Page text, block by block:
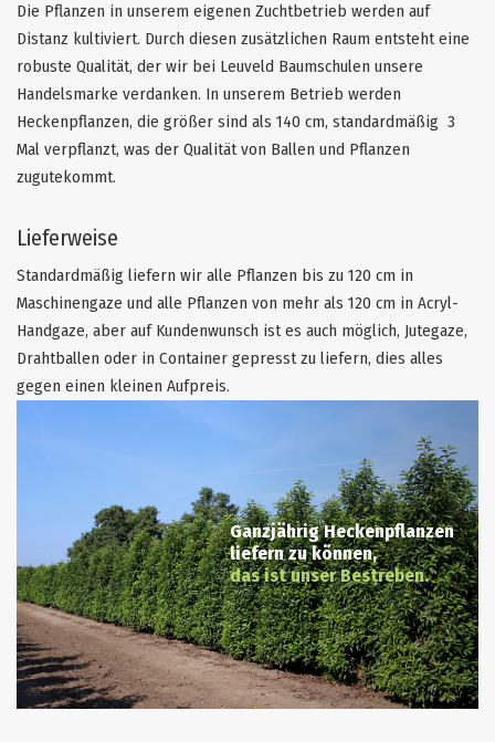
Die Pflanzen in unserem eigenen Zuchtbetrieb werden auf
Distanz kultiviert. Durch diesen zusätzlichen Raum entsteht eine
robuste Qualität, der wir bei Leuveld Baumschulen unsere
Handelsmarke verdanken. In unserem Betrieb werden
Heckenpflanzen, die größer sind als 140 cm, standardmäßig 3
Mal verpflanzt, was der Qualität von Ballen und Pflanzen
zugutekommt.
Lieferweise
Standardmäßig liefern wir alle Pflanzen bis zu 120 cm in
Maschinengaze und alle Pflanzen von mehr als 120 cm in Acryl-
Handgaze, aber auf Kundenwunsch ist es auch möglich, Jutegaze,
Drahtballen oder in Container gepresst zu liefern, dies alles
gegen einen kleinen Aufpreis.
Ganzjährig Heckenpflanzen
liefern zu können,
das ist unser Bestreben.